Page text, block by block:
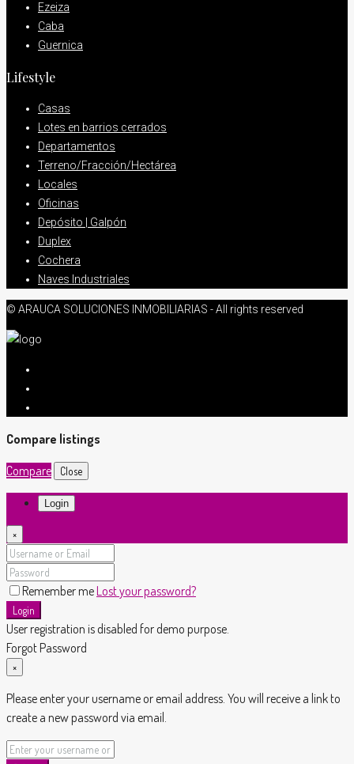
Ezeiza
Caba
Guernica
Lifestyle
Casas
Lotes en barrios cerrados
Departamentos
Terreno/Fracción/Hectárea
Locales
Oficinas
Depósito | Galpón
Duplex
Cochera
Naves Industriales
© ARAUCA SOLUCIONES INMOBILIARIAS - All rights reserved
Compare listings
Compare
Close
Login
×
Remember meLost your password?
Login
User registration is disabled for demo purpose.
Forgot Password
×
Please enter your username or email address. You will receive a link to
create a new password via email.